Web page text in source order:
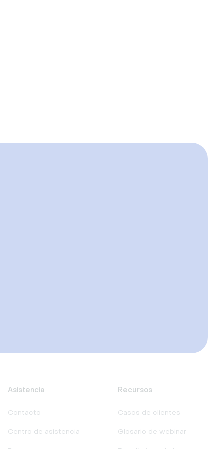
Asistencia
Contacto
Centro de asistencia
Recursos
Casos de clientes
Glosario de webinar